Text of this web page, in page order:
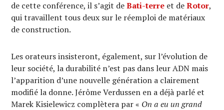
de cette conférence, il s’agit deBati-terre et deRotor,
qui travaillent tous deux sur le réemploi de matériaux
de construction.
Les orateurs insisteront, également, sur l’évolution de
leur société, la durabilité n’est pas dans leur ADN mais
l’apparition d’une nouvelle génération a clairement
modifié la donne. Jérôme Verdussen en a déjà parlé et
Marek Kisielewicz complètera par « On a eu un grand